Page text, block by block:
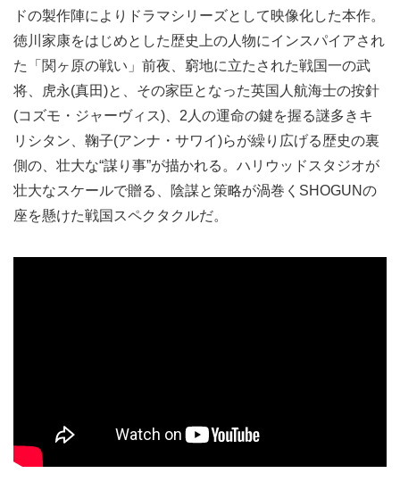
ドの製作陣によりドラマシリーズとして映像化した本作。
徳川家康をはじめとした歴史上の人物にインスパイアされ
た「関ヶ原の戦い」前夜、窮地に立たされた戦国一の武
将、虎永(真田)と、その家臣となった英国人航海士の按針
(コズモ・ジャーヴィス)、2人の運命の鍵を握る謎多きキ
リシタン、鞠子(アンナ・サワイ)らが繰り広げる歴史の裏
側の、壮大な“謀り事”が描かれる。ハリウッドスタジオが
壮大なスケールで贈る、陰謀と策略が渦巻くSHOGUNの
座を懸けた戦国スペクタクルだ。